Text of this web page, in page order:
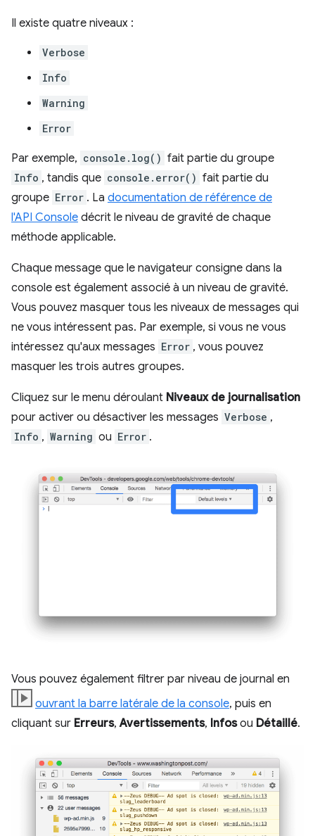
Il existe quatre niveaux :
Verbose
Info
Warning
Error
Par exemple, console.log() fait partie du groupe
Info , tandis que console.error() fait partie du
groupe Error . La documentation de référence de
l'API Console décrit le niveau de gravité de chaque
méthode applicable.
Chaque message que le navigateur consigne dans la
console est également associé à un niveau de gravité.
Vous pouvez masquer tous les niveaux de messages qui
ne vous intéressent pas. Par exemple, si vous ne vous
intéressez qu'aux messages Error , vous pouvez
masquer les trois autres groupes.
Cliquez sur le menu déroulant Niveaux de journalisation
pour activer ou désactiver les messages Verbose ,
Info , Warning ou Error .
Vous pouvez également filtrer par niveau de journal en
ouvrant la barre latérale de la console, puis en
cliquant sur Erreurs,Avertissements, Infosou Détaillé.